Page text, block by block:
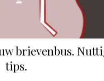
brievenbus.
tips.